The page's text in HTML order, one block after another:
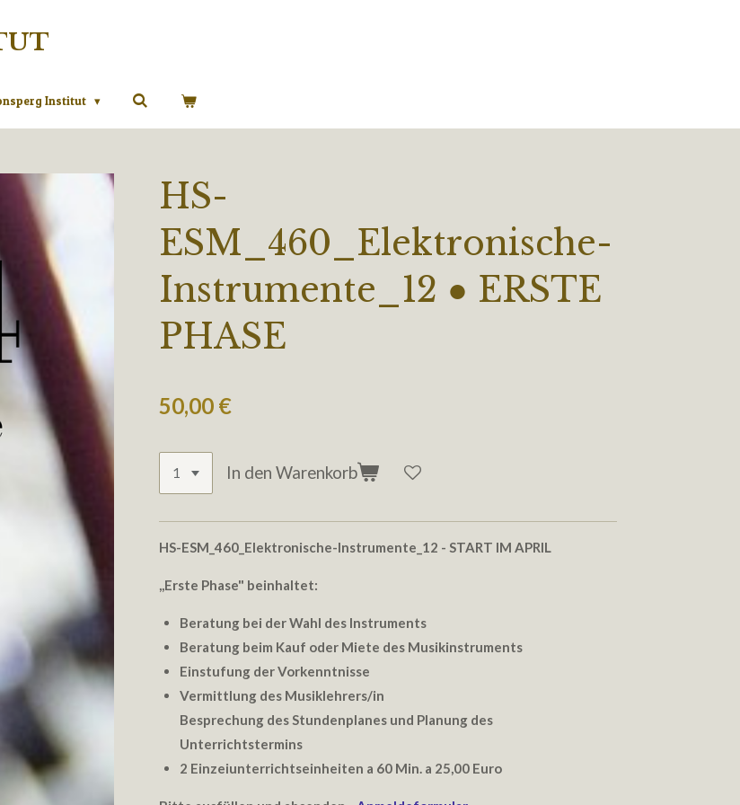
Institut
HS-
ESM_460_Elektronische-
Instrumente_12 ● ERSTE
PHASE
50,00 €
In den Warenkorb
HS-ESM_460_Elektronische-Instrumente_12 - START IM APRIL
,,Erste Phase" beinhaltet:
Beratung bei der Wahl des Instruments
Beratung beim Kauf oder Miete des Musikinstruments
Einstufung der Vorkenntnisse
Vermittlung des Musiklehrers/in
Besprechung des Stundenplanes und Planung des
Unterrichtstermins
2 Einzeiunterrichtseinheiten a 60 Min. a 25,00 Euro